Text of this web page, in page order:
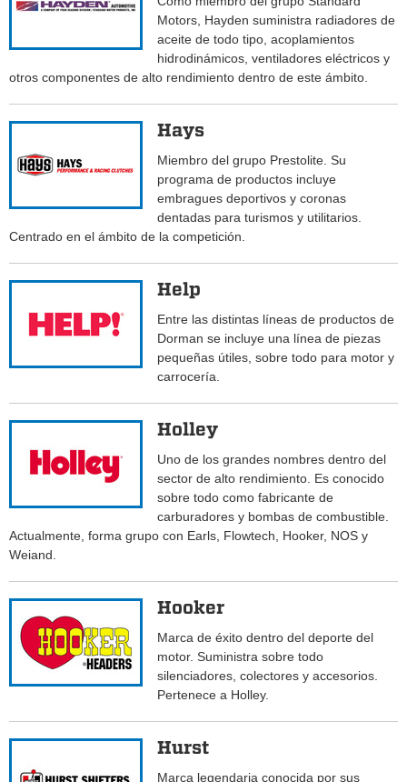
Motors, Hayden suministra radiadores de
aceite de todo tipo, acoplamientos
hidrodinámicos, ventiladores eléctricos y
otros componentes de alto rendimiento dentro de este ámbito.
Hays
Miembro del grupo Prestolite. Su
programa de productos incluye
embragues deportivos y coronas
dentadas para turismos y utilitarios.
Centrado en el ámbito de la competición.
Help
Entre las distintas líneas de productos de
Dorman se incluye una línea de piezas
pequeñas útiles, sobre todo para motor y
carrocería.
Holley
Uno de los grandes nombres dentro del
sector de alto rendimiento. Es conocido
sobre todo como fabricante de
carburadores y bombas de combustible.
Actualmente, forma grupo con Earls, Flowtech, Hooker, NOS y
Weiand.
Hooker
Marca de éxito dentro del deporte del
motor. Suministra sobre todo
silenciadores, colectores y accesorios.
Pertenece a Holley.
Hurst
Marca legendaria conocida por sus